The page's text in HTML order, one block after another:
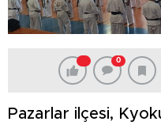
0
Pazarlar ilçesi,